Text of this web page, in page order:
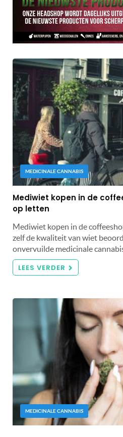
MEDICINALE CANNABIS
Mediwiet kopen in de
op letten
Mediwiet kopen in de
zelf de kwaliteit van wiet
onvervuilde medicinale
LEES VERDER
MEDICINALE CANNABIS